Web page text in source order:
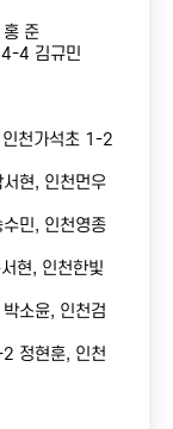
준
4 김규민
천가석초 1-2
현, 인천먼우
민, 인천영종
현, 인천한빛
소윤, 인천검
정현훈, 인천